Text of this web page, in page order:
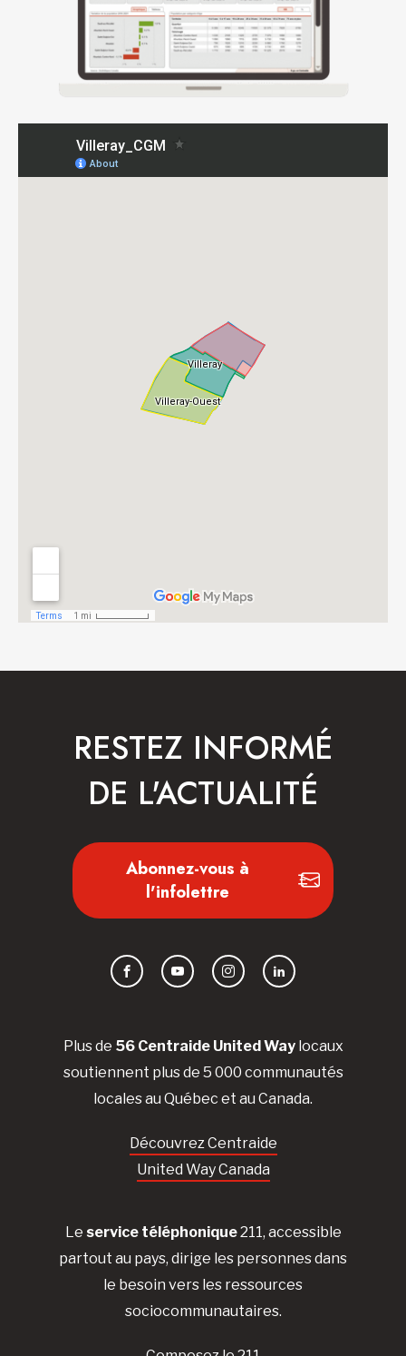
Plus de 56 Centraide United Waylocaux
soutiennent plus de 5 000 communautés
locales au Québec et au Canada.
Découvrez Centraide
United Way Canada
Le service téléphonique211, accessible
partout au pays, dirige les personnes dans
le besoin vers les ressources
sociocommunautaires.
RESTEZ INFORMÉ
DE L'ACTUALITÉ
Abonnez-vous à
l'infolettre
FacebookYouTubeInstagramLinkedIn